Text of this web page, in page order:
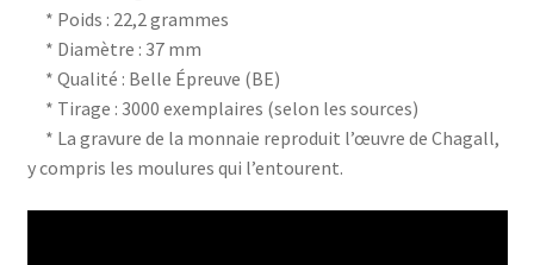
* Poids : 22,2 grammes
* Diamètre : 37 mm
* Qualité : Belle Épreuve (BE)
* Tirage : 3000 exemplaires (selon les sources)
* La gravure de la monnaie reproduit l’œuvre de Chagall,
y compris les moulures qui l’entourent.